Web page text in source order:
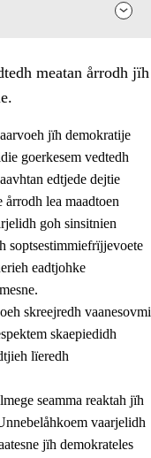
vuajnoe
jïh
meatan årrodh jïh
jïh demokratije
goerkesem vedtedh
edtjede dejtie
lea maadtoen
goh sinsitnien
soptsestimmiefrïjjevoete
eadtjohke
skreejredh vaanesovmi
skaepiedidh
lïeredh
seamma reaktah jïh
vaarjelidh
jïh demokrateles